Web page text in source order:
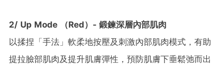
2/ Up Mode （Red）- 鍛鍊深層內部肌肉
以揉捏「手法」軟柔地按壓及刺激內部肌肉模式，有助
提拉臉部肌肉及提升肌膚彈性，預防肌膚下垂鬆弛而出